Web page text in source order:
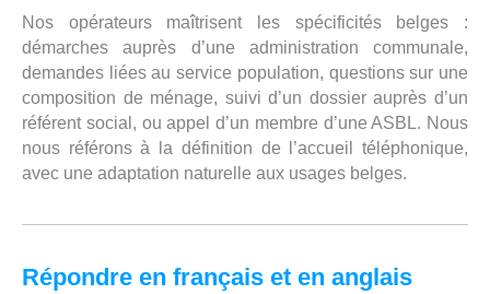
Nos opérateurs maîtrisent les spécificités belges :
démarches auprès d’une administration communale,
demandes liées au service population, questions sur une
composition de ménage, suivi d’un dossier auprès d’un
référent social, ou appel d’un membre d’une ASBL. Nous
nous référons à la définition de l’accueil téléphonique,
avec une adaptation naturelle aux usages belges.
Répondre en français et en anglais